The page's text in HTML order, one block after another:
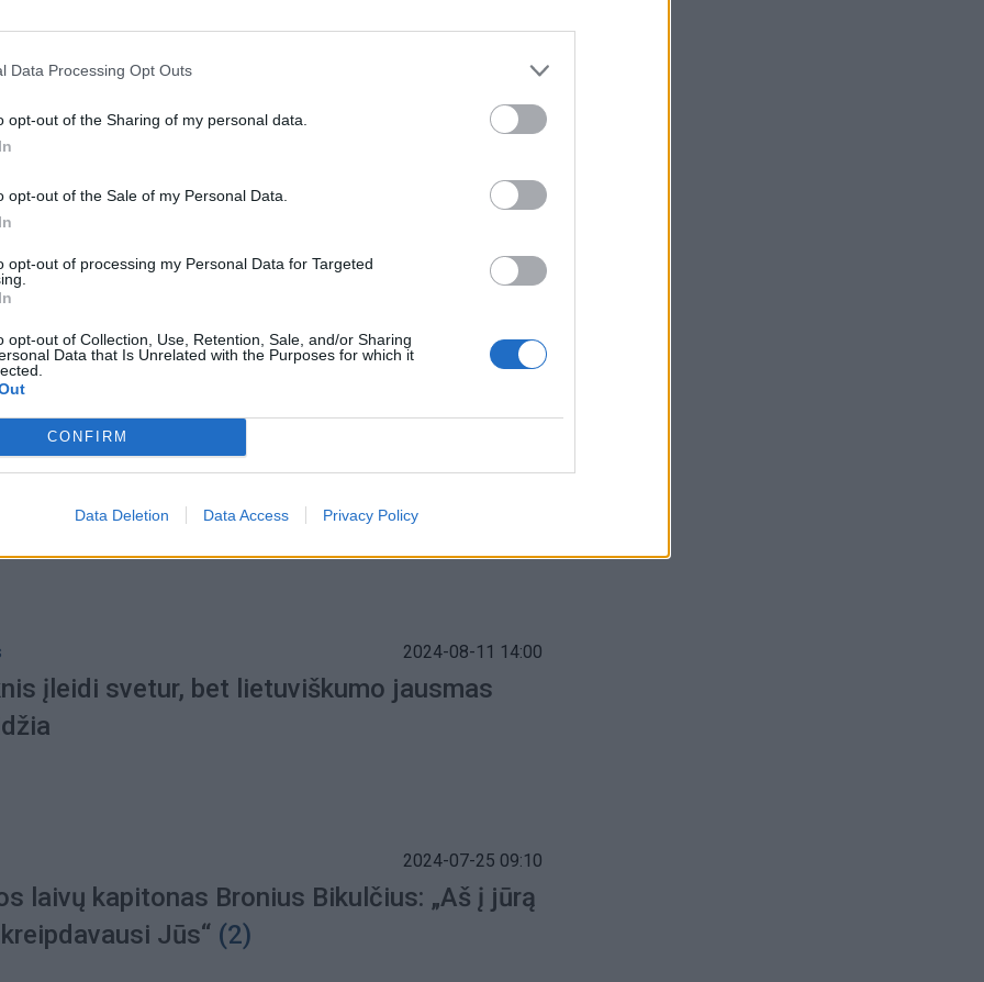
Data Processing Opt Outs
opt-out of the Sharing of my personal data.
opt-out of the Sale of my Personal Data.
opt-out of processing my Personal Data for Targeted
opt-out of Collection, Use, Retention, Sale, and/or Sharing
Data that Is Unrelated with the Purposes for which it
CONFIRM
Data Deletion Data Access Privacy Policy
nestokojanti Vytauto Mikaičio mama
apie norą pažinti pasaulį: „Baisu tik kol sėdi
baldininkas Tomas: „Mus visi žino pagal
– Pociaus baldai“
2024-08-11 14:00
įleidi svetur, bet lietuviškumo jausmas
2024-07-25 09:10
laivų kapitonas Bronius Bikulčius: „Aš į jūrą
Jūs“ (2)